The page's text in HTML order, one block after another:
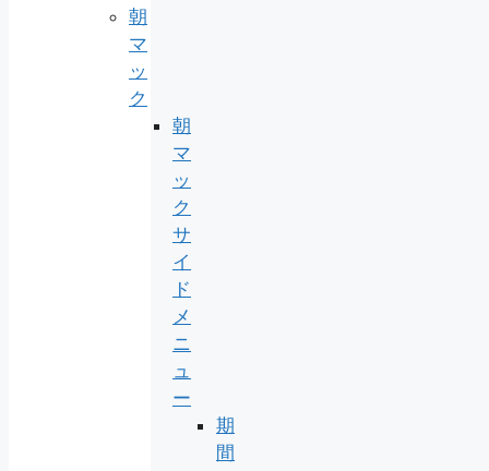
朝
マ
ッ
ク
朝
マ
ッ
ク
サ
イ
ド
メ
ニ
ュ
ー
期
間